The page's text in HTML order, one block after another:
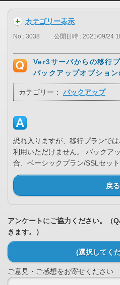
カテゴリー表示
No : 3038 公開日時 : 2021/09/24
Ver3サーバからの移行
バックアップオプション
カテゴリー： バックアップ
恐れ入りますが、移行プランで
利用いただけません。 バックア
合、ベーシックプラン/SSLセッ
戻る
アンケートにご協力ください。（
きます。）
(選択してく
ご意見・ご感想をお寄せください